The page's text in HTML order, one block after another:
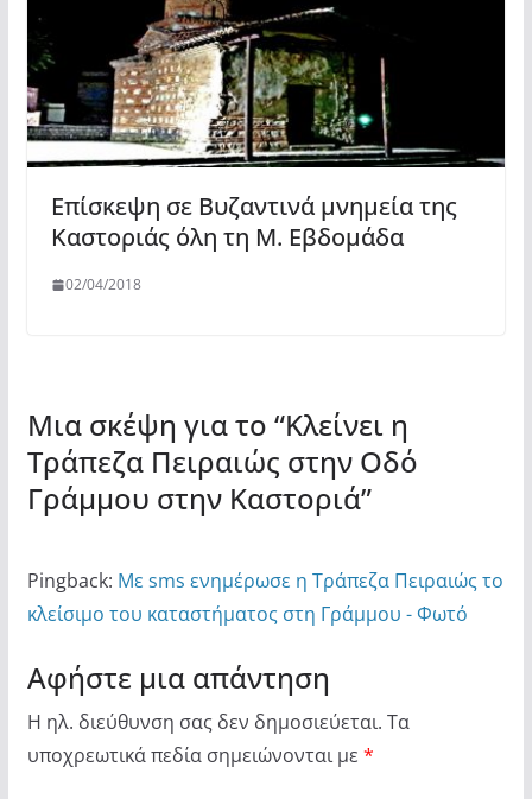
Επίσκεψη σε Βυζαντινά μνημεία της
Καστοριάς όλη τη Μ. Εβδομάδα
02/04/2018
Μια σκέψη για το “Κλείνει η
Τράπεζα Πειραιώς στην Οδό
Γράμμου στην Καστοριά”
Pingback: Με sms ενημέρωσε η Τράπεζα Πειραιώς το
κλείσιμο του καταστήματος στη Γράμμου - Φωτό
Αφήστε μια απάντηση
Η ηλ. διεύθυνση σας δεν δημοσιεύεται. Τα
υποχρεωτικά πεδία σημειώνονται με *